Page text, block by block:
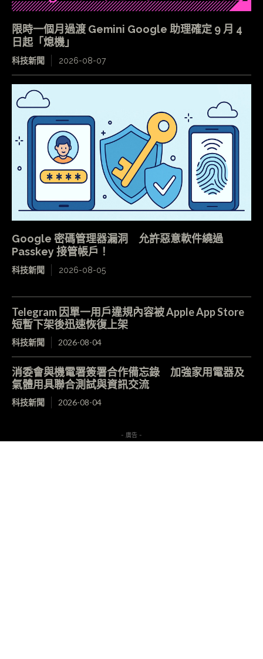
限時一個月過渡 Gemini Google 助理確定 9 月 4
日起「熄機」
科技新聞 2026-08-07
Google 密碼管理器漏洞 允許惡意軟件繞過
Passkey 接管帳戶！
科技新聞 2026-08-05
Telegram 因單一用戶違規內容被 Apple App Store
短暫下架後迅速恢復上架
科技新聞 2026-08-04
消委會與機電署簽署合作備忘錄 加強家用電器及
氣體用具聯合測試與資訊交流
科技新聞 2026-08-04
- 廣告 -